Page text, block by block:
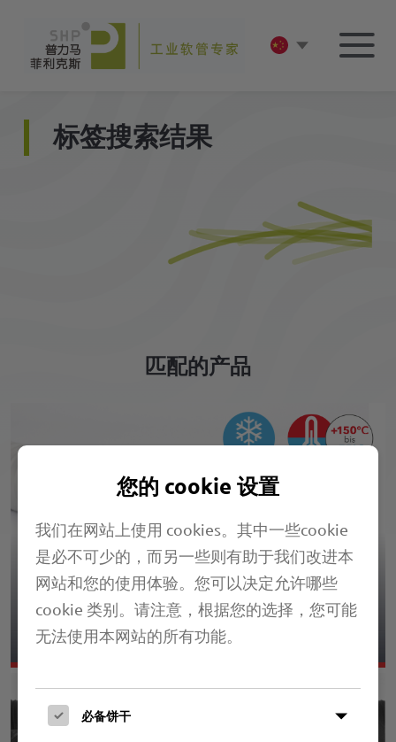
标签搜索结果
匹配的产品
3.05 PRIMAFLEX UNI M2L
您的 cookie 设置
我们在网站上使用 cookies。其中一些cookie
是必不可少的，而另一些则有助于我们改进本
网站和您的使用体验。您可以决定允许哪些
cookie 类别。请注意，根据您的选择，您可能
无法使用本网站的所有功能。
必备饼干